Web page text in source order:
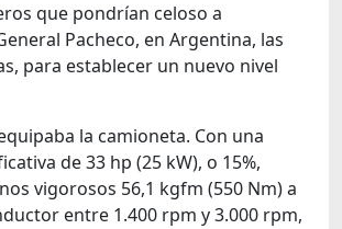
que pondrían celoso a
Pacheco, en Argentina, las
para establecer un nuevo nivel
la camioneta. Con una
de 33 hp (25 kW), o 15%,
vigorosos 56,1 kgfm (550 Nm) a
entre 1.400 rpm y 3.000 rpm,